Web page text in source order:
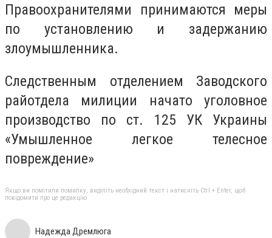
Правоохранителями принимаются меры
по установлению и задержанию
злоумышленника.
Следственным отделением Заводского
райотдела милиции начато уголовное
производство по ст. 125 УК Украины
«Умышленное легкое телесное
повреждение»
Якщо ви помітили помилку, виділіть необхідний текст і натисніть Ctrl + Enter, щоб
повідомити про це редакцію
Надежда Дремлюга